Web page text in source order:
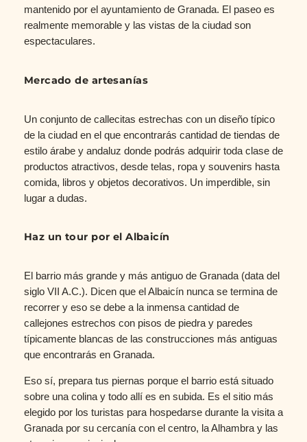
mantenido por el ayuntamiento de Granada. El paseo es
realmente memorable y las vistas de la ciudad son
espectaculares.
Mercado de artesanías
Un conjunto de callecitas estrechas con un diseño típico
de la ciudad en el que encontrarás cantidad de tiendas de
estilo árabe y andaluz donde podrás adquirir toda clase de
productos atractivos, desde telas, ropa y souvenirs hasta
comida, libros y objetos decorativos. Un imperdible, sin
lugar a dudas.
Haz un tour por el Albaicín
El barrio más grande y más antiguo de Granada (data del
siglo VII A.C.). Dicen que el Albaicín nunca se termina de
recorrer y eso se debe a la inmensa cantidad de
callejones estrechos con pisos de piedra y paredes
típicamente blancas de las construcciones más antiguas
que encontrarás en Granada.
Eso sí, prepara tus piernas porque el barrio está situado
sobre una colina y todo allí es en subida. Es el sitio más
elegido por los turistas para hospedarse durante la visita a
Granada por su cercanía con el centro, la Alhambra y las